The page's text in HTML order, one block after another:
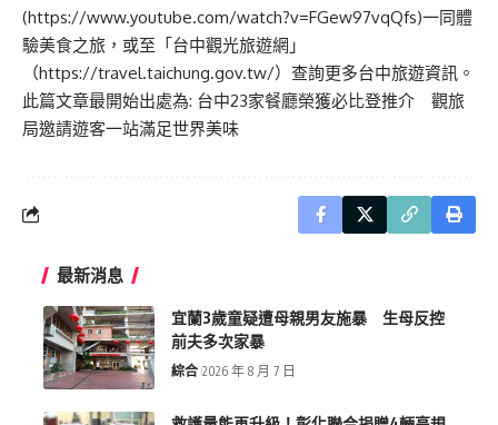
(https://www.youtube.com/watch?v=FGew97vqQfs)一同體
驗美食之旅，或至「台中觀光旅遊網」
（https://travel.taichung.gov.tw/）查詢更多台中旅遊資訊。
此篇文章最開始出處為: 台中23家餐廳榮獲必比登推介 觀旅
局邀請遊客一站滿足世界美味
最新消息
宜蘭3歲童疑遭母親男友施暴 生母反控
前夫多次家暴
綜合 2026 年 8 月 7 日